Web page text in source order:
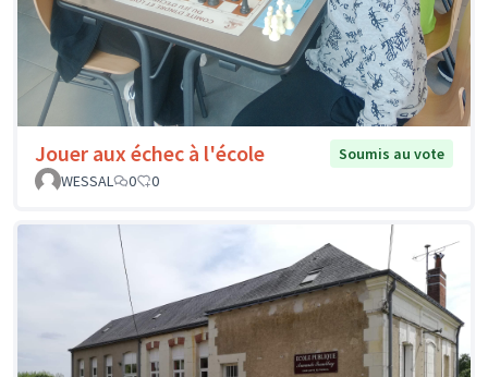
Jouer aux échec à l'école
Soumis au vote
WESSAL
0 0